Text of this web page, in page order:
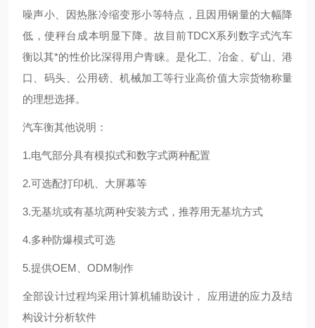
噪声小、因热胀冷缩变形小等特点，且因用钢量的大幅降
低，使秤台成本明显下降。故目前TDCX系列数字式汽车
衡以其*的性价比深得用户青睐。是化工、冶金、矿山、港
口、码头、公用磅、机械加工等行业高价值大宗货物称量
的理想选择。
汽车衡其他说明：
1.电气部分具有模拟式和数字式两种配置
2.可选配打印机、大屏幕等
3.无基坑或有基坑两种安装方式，推荐用无基坑方式
4.多种防爆模式可选
5.提供OEM、ODM制作
全部设计过程均采用计算机辅助设计， 应用进的应力及结
构设计分析软件